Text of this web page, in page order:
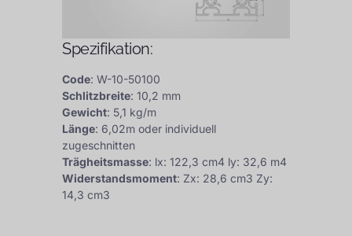
Spezifikation:
Code: W-10-50100
Schlitzbreite: 10,2 mm
Gewicht: 5,1 kg/m
Länge: 6,02m oder individuell
zugeschnitten
Trägheitsmasse: lx: 122,3 cm4 ly: 32,6 m4
Widerstandsmoment: Zx: 28,6 cm3 Zy:
14,3 cm3